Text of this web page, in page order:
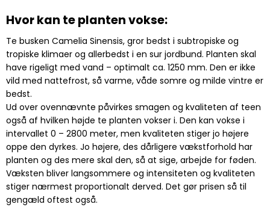
Hvor kan te planten vokse:
Te busken Camelia Sinensis, gror bedst i subtropiske og
tropiske klimaer og allerbedst i en sur jordbund. Planten skal
have rigeligt med vand – optimalt ca. 1250 mm. Den er ikke
vild med nattefrost, så varme, våde somre og milde vintre er
bedst.
Ud over ovennævnte påvirkes smagen og kvaliteten af teen
også af hvilken højde te planten vokser i. Den kan vokse i
intervallet 0 – 2800 meter, men kvaliteten stiger jo højere
oppe den dyrkes. Jo højere, des dårligere vækstforhold har
planten og des mere skal den, så at sige, arbejde for føden.
Væksten bliver langsommere og intensiteten og kvaliteten
stiger nærmest proportionalt derved. Det gør prisen så til
gengæld oftest også.